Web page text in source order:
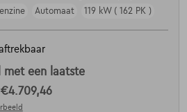
Automaat 119 kW ( 162 PK )
met een laatste
€4.709,46